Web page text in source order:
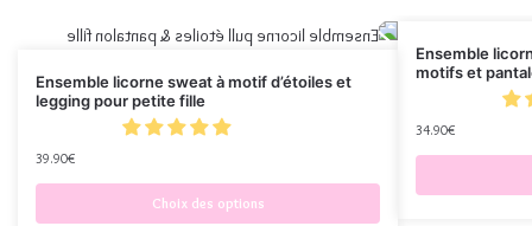
Ensemble licorne sweat à motif d’étoiles et
legging pour petite fille
39.90€
Choix des options
Ensemble
motifs et
34.90€